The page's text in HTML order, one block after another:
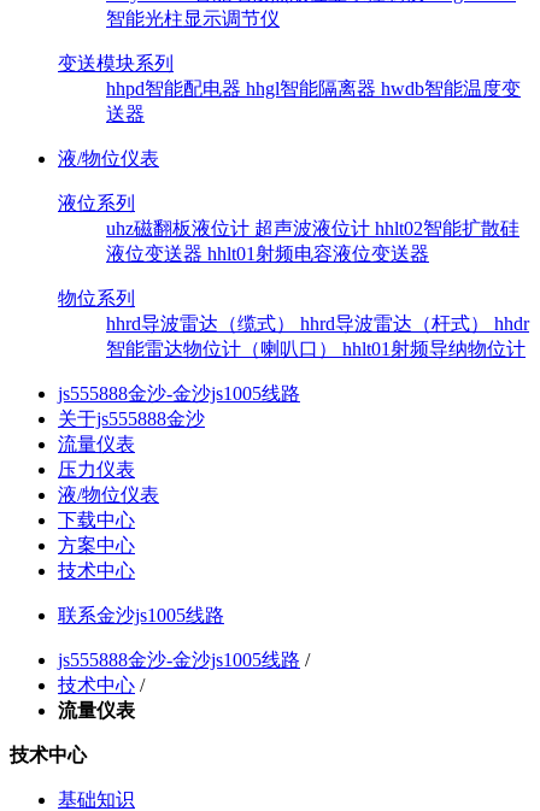
智能光柱显示调节仪
变送模块系列
hhpd智能配电器 hhgl智能隔离器 hwdb智能温度变
送器
液/物位仪表
液位系列
uhz磁翻板液位计 超声波液位计 hhlt02智能扩散硅
液位变送器 hhlt01射频电容液位变送器
物位系列
hhrd导波雷达（缆式） hhrd导波雷达（杆式） hhdr
智能雷达物位计（喇叭口） hhlt01射频导纳物位计
js555888金沙-金沙js1005线路
关于js555888金沙
流量仪表
压力仪表
液/物位仪表
下载中心
方案中心
技术中心
联系金沙js1005线路
js555888金沙-金沙js1005线路 /
技术中心 /
流量仪表
技术中心
基础知识